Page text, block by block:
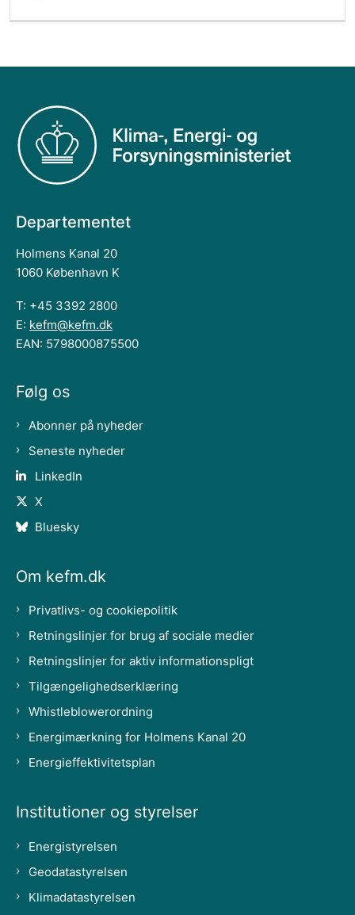
Departementet
Holmens Kanal 20
1060 København K
T: +45 3392 2800
E: kefm@kefm.dk
EAN: 5798000875500
Følg os
Abonner på nyheder
Seneste nyheder
LinkedIn
X
Bluesky
Om kefm.dk
Privatlivs- og cookiepolitik
Retningslinjer for brug af sociale medier
Retningslinjer for aktiv informationspligt
Tilgængelighedserklæring
Whistleblowerordning
Energimærkning for Holmens Kanal 20
Energieffektivitetsplan
Institutioner og styrelser
Energistyrelsen
Geodatastyrelsen
Klimadatastyrelsen